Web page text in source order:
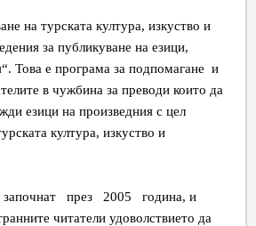
на турската култура, изкуство и
за публикуване на езици,
Това е програма за подпомагане и
в чужбина за преводи които да
езици на произведния с цел
култура, изкуство и
през 2005 година, и
читатели удоволствието да